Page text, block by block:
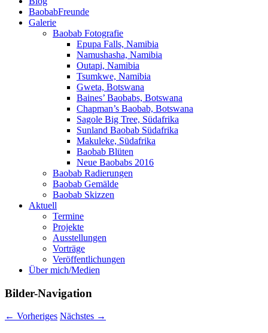
Menü
BaobabFreunde
Galerie
Baobab Fotografie
Epupa Falls, Namibia
Namushasha, Namibia
Outapi, Namibia
Tsumkwe, Namibia
Gweta, Botswana
Baines’ Baobabs, Botswana
Chapman’s Baobab, Botswana
Sagole Big Tree, Südafrika
Sunland Baobab Südafrika
Makuleke, Südafrika
Baobab Blüten
Neue Baobabs 2016
Baobab Radierungen
Baobab Gemälde
Baobab Skizzen
Aktuell
Termine
Projekte
Ausstellungen
Vorträge
Veröffentlichungen
Über mich/Medien
Bilder-Navigation
← Vorheriges Nächstes →